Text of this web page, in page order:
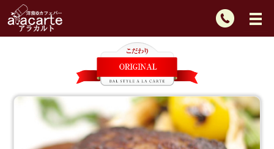
TEL：